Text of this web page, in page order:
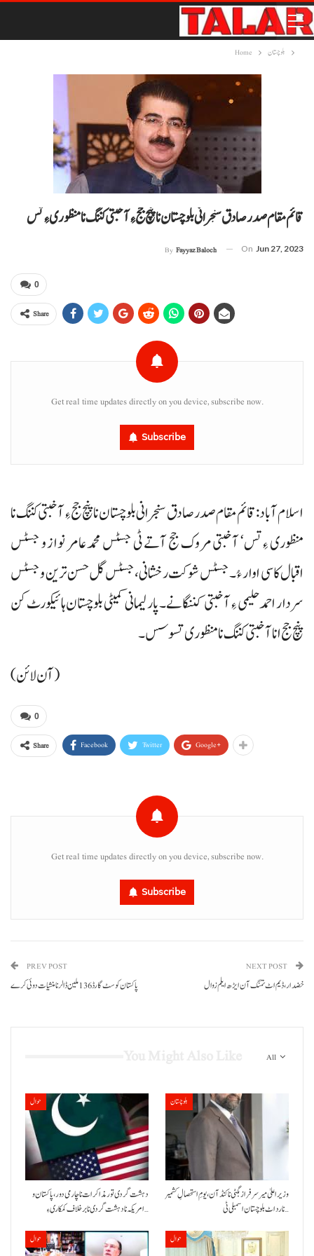
Home بلوچستان
قائم مقام صدر صادق سنجرانی بلوچستان ناپنچ جج ءِ آخبتی کننگ نا منظوری ءِ تس
By Fayyaz Baloch On Jun 27, 2023
0
Share
Get real time updates directly on you device, subscribe now.
Subscribe
اسلام آباد : قائم مقام صدر صادق سنجرانی بلوچستان ناپنچ جج ءِ آخبتی کننگ نا
منظوری ءِ تس‘ آخبتی مروک جج آتے ٹی جسٹس محمد عامر نواز و جسٹس
اقبال کاسی اوار ءُ۔ جسٹس شوکت رخشانی، جسٹس گل حسن ترین و جسٹس
سردار احمد حلیمی ءِ آخبتی کننگانے۔ پارلیمانی کمیٹی بلوچستان ہائیکورٹ کن
پنچ جج انا آخبتی کننگ نامنظوری تسوسس۔
(آن لائن)
0
Share Facebook Twitter Google+
Get real time updates directly on you device, subscribe now.
Subscribe
PREV POST
پاکستان کوسٹ گارڈ 136ملین ڈالر نا منشیات دوئی کرے
NEXT POST
خضدار، ڈیم اٹ تمنگ آن ایڑھ ایلم زوال
All
حوال
دہشت گردی تور مذاکرات نا چارمی دور،پاکستان و
امریکہ نا دہشت گردی نا برخلاف کمکاری ءِ…
بلوچستان
وزیراعلیٰ میر سرفراز بگٹی نا کنڈ آن،یومِ استحصالِ کشمیر
نا رد اٹ بلوچستان اسمبلی ٹی…
حوال حوال